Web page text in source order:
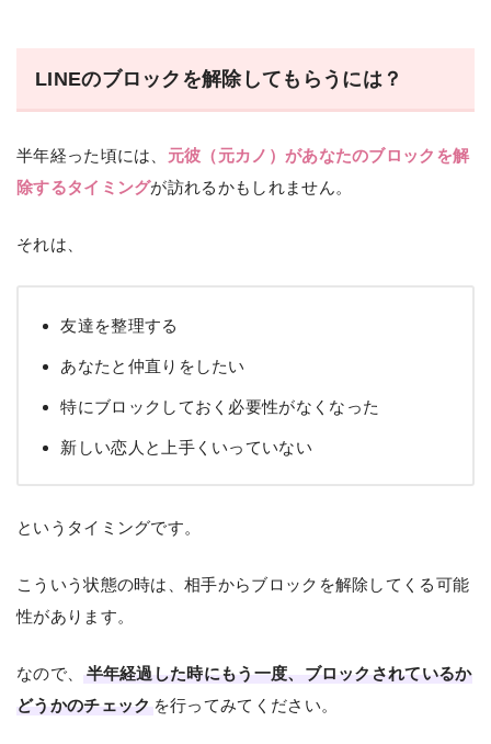
LINEのブロックを解除してもらうには？
半年経った頃には、 元彼（元カノ）があなたのブロックを解
除するタイミングが訪れるかもしれません。
それは、
友達を整理する
あなたと仲直りをしたい
特にブロックしておく必要性がなくなった
新しい恋人と上手くいっていない
というタイミングです。
こういう状態の時は、相手からブロックを解除してくる可能
性があります。
なので、
半年経過した時にもう一度、ブロックされているか
どうかのチェック を行ってみてください。